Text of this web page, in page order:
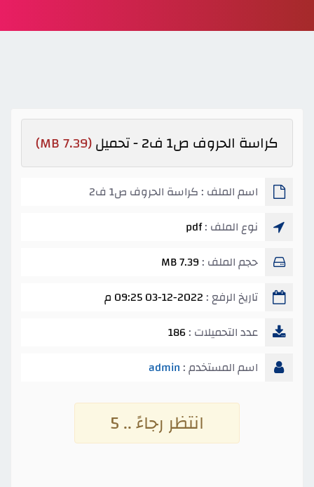
كراسة الحروف ص1 ف2 - تحميل (7.39 MB)
اسم الملف : كراسة الحروف ص1 ف2
نوع الملف :pdf
حجم الملف :7.39 MB
تاريخ الرفع : 03-12-2022 09:25 م
عدد التحميلات : 186
اسم المستخدم : admin
انتظر رجاءً .. 4